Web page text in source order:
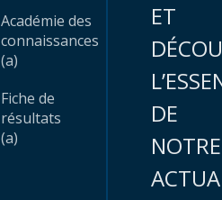
Académie des
connaissances
(a)
Fiche de
résultats
(a)
ET
DE
NOTRE